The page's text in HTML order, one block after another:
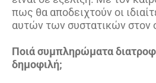
πως θα αποδειχτούν οι
αυτών των συστατικών στον
Ποιά συμπληρώματα
δημοφιλή;